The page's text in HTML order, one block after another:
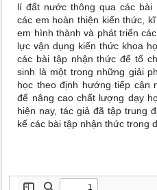
lí đất nước thông qua các bài
các em hoàn thiện kiến thức,
em hình thành và phát triển
lực vận dụng kiến thức khoa
các bài tập nhận thức để tổ
sinh là một trong những giải
học theo định hướng tiếp cận
để nâng cao chất lượng dạy
hiện nay, tác giả đã tập trung
kế các bài tập nhận thức trong